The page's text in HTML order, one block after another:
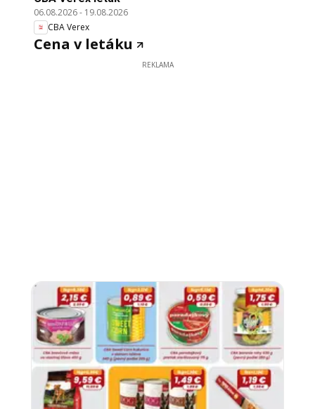
06.08.2026- 19.08.2026
CBA Verex
Cena v letáku
REKLAMA